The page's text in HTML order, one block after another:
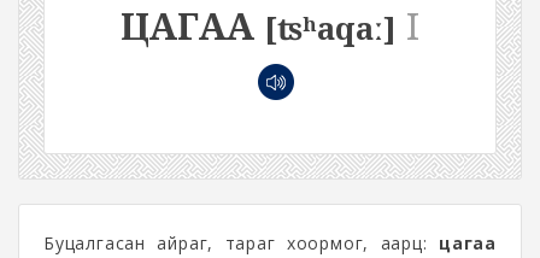
ЦАГАА [ʦʰaqaː] I
Буцалгасан айраг, тараг хоормог, аарц: цагаа